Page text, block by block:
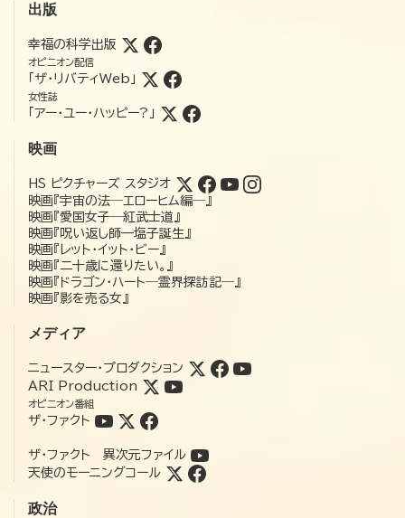
出版
幸福の科学出版
オピニオン配信
「ザ・リバティWeb」
女性誌
「アー・ユー・ハッピー?」
映画
HS ピクチャーズ スタジオ
映画『宇宙の法―エローヒム編―』
映画『愛国女子―紅武士道』
映画『呪い返し師—塩子誕生』
映画『レット・イット・ビー』
映画『二十歳に還りたい。』
映画『ドラゴン・ハート―霊界探訪記―』
映画『影を売る女』
メディア
ニュースター・プロダクション
ARI Production
オピニオン番組
ザ・ファクト
ザ・ファクト 異次元ファイル
天使のモーニングコール
政治